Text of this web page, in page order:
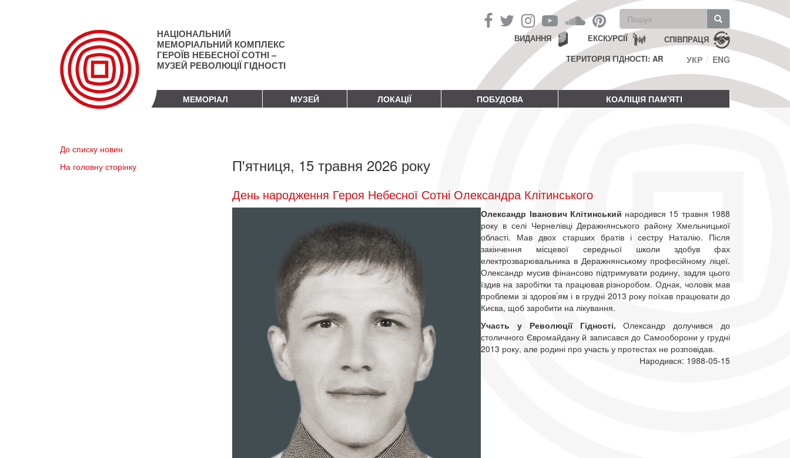
НАЦІОНАЛЬНИЙ
МЕМОРІАЛЬНИЙ КОМПЛЕКС
ГЕРОЇВ НЕБЕСНОЇ СОТНІ –
МУЗЕЙ РЕВОЛЮЦІЇ ГІДНОСТІ
Пошукова
форма
Пошук СПІВПРАЦЯ
ЕКСКУРСІЇ
ВИДАННЯ
ТЕРИТОРІЯ ГІДНОСТІ: AR
УКР ENG
МЕМОРІАЛ МУЗЕЙ ЛОКАЦІЇ ПОБУДОВА КОАЛІЦІЯ ПАМ'ЯТІ
До списку новин
На головну сторінку
П'ятниця, 15 травня 2026 року
День народження Героя Небесної Сотні Олександра Клітинського
Олександр Іванович Клітинський народився 15 травня 1988
року в селі Чернелівці Деражнянського району Хмельницької
області. Мав двох старших братів і сестру Наталію. Після
закінчення місцевої середньої школи здобув фах
електрозварювальника в Деражнянському професійному ліцеї.
Олександр мусив фінансово підтримувати родину, задля цього
їздив на заробітки та працював різноробом. Однак, чоловік мав
проблеми зі здоров’ям і в грудні 2013 року поїхав працювати до
Києва, щоб заробити на лікування.
Участь у Революції Гідності.Олександр долучився до
столичного Євромайдану й записався до Самооборони у грудні
2013 року, але родині про участь у протестах не розповідав.
Народився: 1988-05-15